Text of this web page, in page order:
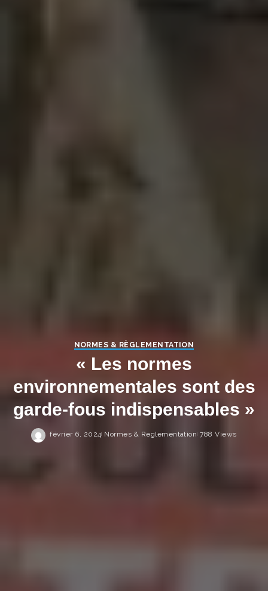
NORMES & RÈGLEMENTATION
« Les normes
environnementales sont des
garde-fous indispensables »
février 6, 2024 Normes & Règlementation 788 Views